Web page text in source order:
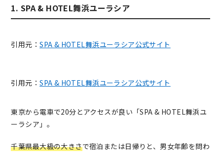
1. SPA & HOTEL舞浜ユーラシア
引用元：SPA & HOTEL舞浜ユーラシア公式サイト
引用元：SPA & HOTEL舞浜ユーラシア公式サイト
東京から電車で20分とアクセスが良い「SPA & HOTEL舞浜ユ
ーラシア」。
千葉県最大級の大きさで宿泊または日帰り と、男女年齢を問わ